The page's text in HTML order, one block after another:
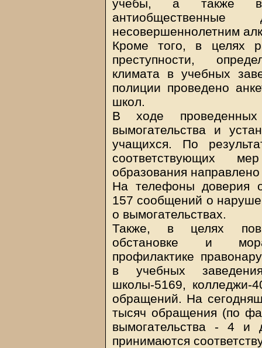
учебы, а также
несовершеннолетним
Кроме того, в целях
преступности,
климата в учебных
полиции проведено
школ.
В ходе
вымогательства и
учащихся. По
соответствующих
образования
На телефоны доверия
157 сообщений о
о вымогательствах.
Также, в целях
обстановке и
профилактике
в учебных
школы-5169, колледжи-
обращений. На
тысяч обращения (по
вымогательства - 4 и
принимаются